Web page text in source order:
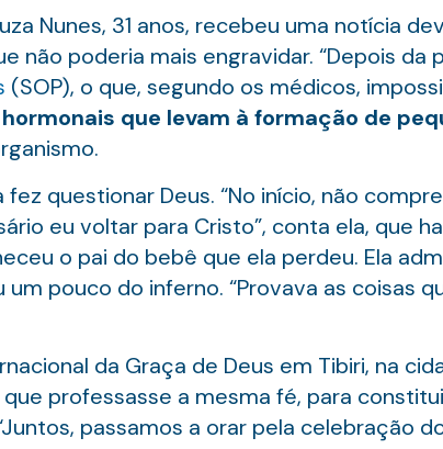
Nunes, 31 anos, recebeu uma notícia
poderia mais engravidar. “Depois da
(SOP), o que, segundo os médicos,
que levam à formação de
questionar Deus. “No início, não
eu voltar para Cristo”, conta ela, que
o pai do bebê que ela perdeu. Ela
pouco do inferno. “Provava as coisas
da Graça de Deus em Tibiri, na
professasse a mesma fé, para
passamos a orar pela celebração